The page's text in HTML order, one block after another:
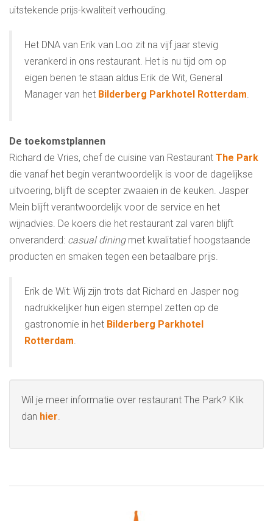
uitstekende prijs-kwaliteit verhouding.
Het DNA van Erik van Loo zit na vijf jaar stevig
verankerd in ons restaurant. Het is nu tijd om op
eigen benen te staan aldus Erik de Wit, General
Manager van het Bilderberg Parkhotel Rotterdam.
De toekomstplannen
Richard de Vries, chef de cuisine van Restaurant The Park
die vanaf het begin verantwoordelijk is voor de dagelijkse
uitvoering, blijft de scepter zwaaien in de keuken. Jasper
Mein blijft verantwoordelijk voor de service en het
wijnadvies. De koers die het restaurant zal varen blijft
onveranderd: casual diningmet kwalitatief hoogstaande
producten en smaken tegen een betaalbare prijs.
Erik de Wit: Wij zijn trots dat Richard en Jasper nog
nadrukkelijker hun eigen stempel zetten op de
gastronomie in het Bilderberg Parkhotel
Rotterdam.
Wil je meer informatie over restaurant The Park? Klik
dan hier.